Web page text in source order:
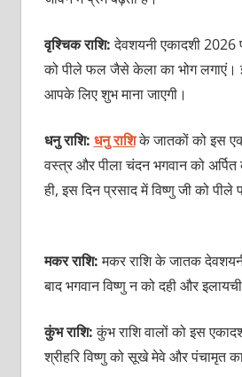
वृश्चिक राशि:देवशयनी एकादशी 2026
को पीले फल जैसे केला का भोग लगाएं।
आपके लिए शुभ माना जाएगी।
धनु राशि: धनु राशिके जातकों को इस
वस्त्र और पीला चंदन भगवान को
ही, इस दिन प्रसाद में विष्णु जी को
मकर राशि:मकर राशि के जातक
बाद भगवान विष्णु न को दही और
कुंभ राशि:कुंभ राशि वालों को इस
श्रीहरि विष्णु को सूखे मेवे और पंचामृत का